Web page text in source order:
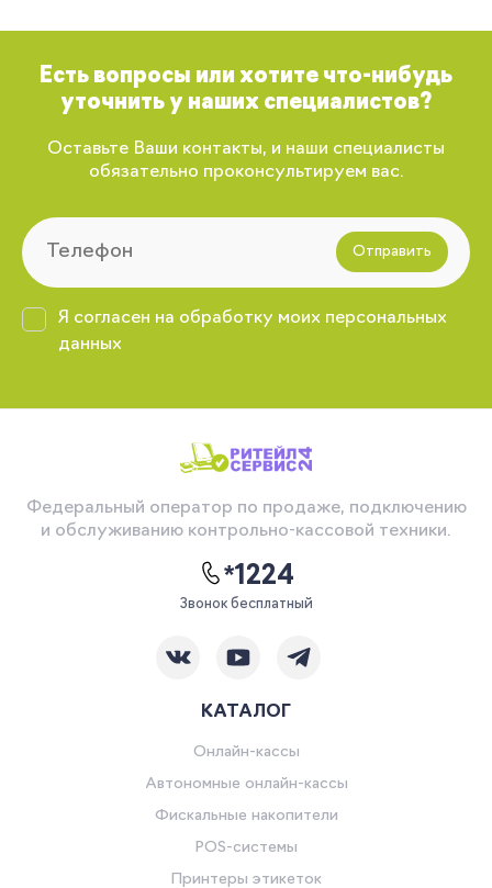
Есть вопросы или хотите что-нибудь
уточнить у наших специалистов?
Оставьте Ваши контакты, и наши специалисты
обязательно проконсультируем вас.
Отправить
Я согласен на обработку моих персональных
данных
Федеральный оператор по продаже, подключению
и обслуживанию контрольно-кассовой техники.
*1224
Звонок бесплатный
КАТАЛОГ
Онлайн-кассы
Автономные онлайн-кассы
Фискальные накопители
POS-системы
Принтеры этикеток